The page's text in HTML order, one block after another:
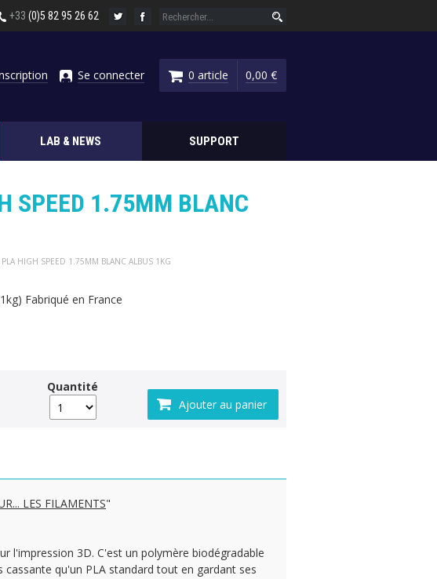
+33 (0)5 82 95 26 62
Se connecter 0 article 0,00 €
LAB & NEWS SUPPORT
SPEED 1.75MM BLANC
HIGH SPEED 1.75MM BLANC ALBUS 1KG
Fabriqué en France
Quantité
LES FILAMENTS"
l'impression 3D. C'est un polymère biodégradable
qu'un PLA standard tout en gardant ses